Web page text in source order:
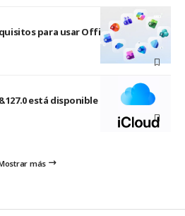
para usar Office en macOS y
está disponible
más